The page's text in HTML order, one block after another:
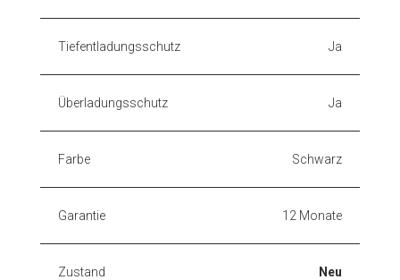
Tiefentladungsschutz Ja
Überladungsschutz Ja
Farbe Schwarz
Garantie 12 Monate
Zustand Neu